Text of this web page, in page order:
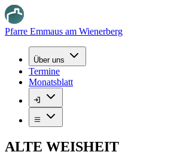
Pfarre Emmaus am Wienerberg
Über uns
Termine
Monatsblatt
ALTE WEISHEIT